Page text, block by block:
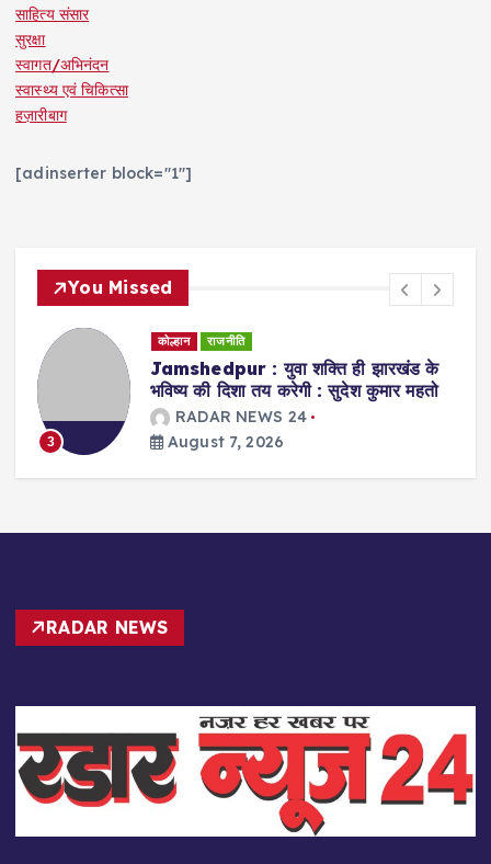
साहित्य संसार
सुरक्षा
स्वागत/अभिनंदन
स्वास्थ्य एवं चिकित्सा
हज़ारीबाग
[adinserter block="1"]
You Missed
3
कोल्हान राजनीति
Jamshedpur : युवा शक्ति ही झारखंड के
भविष्य की दिशा तय करेगी : सुदेश कुमार महतो
RADAR NEWS 24
August 7, 2026
RADAR NEWS